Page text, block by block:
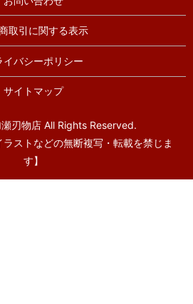
取引に関する表示
イバシーポリシー
サイトマップ
刃物店 All Rights Reserved.
ラストなどの無断複写・転載を禁じま
す】